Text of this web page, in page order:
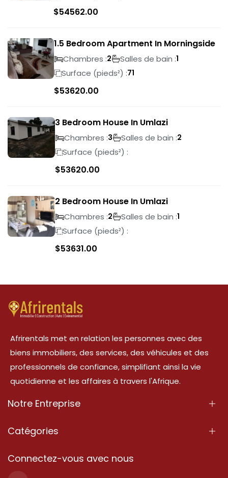
$54562.00
1.5 Bedroom Apartment In Morningside
Chambres :2 Salles de bain :1
Surface (pieds²) :71
$53620.00
3 Bedroom House In Umlazi
Chambres :3 Salles de bain :2
Surface (pieds²) :
$53620.00
2 Bedroom House In Umlazi
Chambres :2 Salles de bain :1
Surface (pieds²) :
$53631.00
Afrirentals met en relation les personnes avec des
biens immobiliers, des services, des véhicules et des
professionnels de confiance, simplifiant ainsi la vie
quotidienne et les affaires à travers l'Afrique.
Notre Entreprise
À Propos
Catégories
Propriété
Propriété à vendre
Connectez-vous avec nous